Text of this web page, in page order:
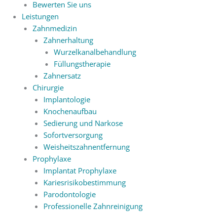
Bewerten Sie uns
Leistungen
Zahnmedizin
Zahnerhaltung
Wurzelkanalbehandlung
Füllungstherapie
Zahnersatz
Chirurgie
Implantologie
Knochenaufbau
Sedierung und Narkose
Sofortversorgung
Weisheitszahnentfernung
Prophylaxe
Implantat Prophylaxe
Kariesrisikobestimmung
Parodontologie
Professionelle Zahnreinigung